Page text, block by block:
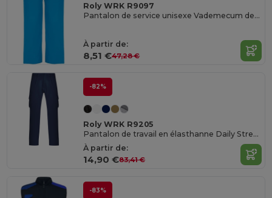
Roly WRK R9097
Pantalon de service unisexe Vademecum de 160 g/m2
À partir de:
8,51 €47,28 €
-82%
Roly WRK R9205
Pantalon de travail en élasthanne Daily Stretch de 250 g/m2
À partir de:
14,90 €83,41 €
-83%